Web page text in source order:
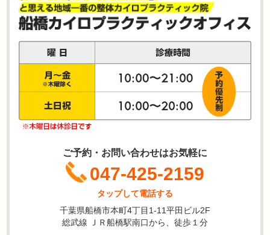
ご予約・お問い合わせはお気軽に
047-425-2159
タップして電話する
千葉県船橋市本町4丁目1-11平田ビル2F
総武線 ＪＲ船橋駅南口から、徒歩１分